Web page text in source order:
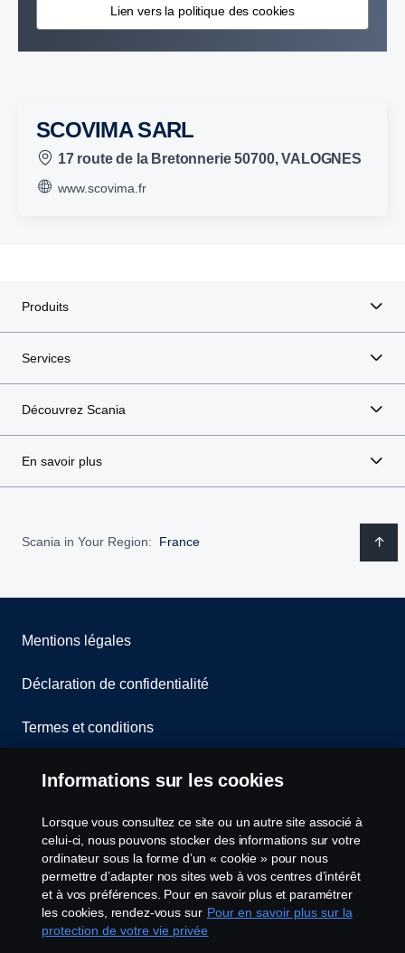
Lien vers la politique des cookies
SCOVIMA SARL
17 route de la Bretonnerie 50700, VALOGNES
www.scovima.fr
Produits
Services
Découvrez Scania
En savoir plus
Scania in Your Region: France
Mentions légales
Déclaration de confidentialité
Termes et conditions
Contactez-nous
Lanceurs d’alerte
Politique de cookies
Configuration des cookies
Informations sur les cookies
Lorsque vous consultez ce site ou un autre site associé à
celui-ci, nous pouvons stocker des informations sur votre
ordinateur sous la forme d’un « cookie » pour nous
permettre d’adapter nos sites web à vos centres d’intérêt
et à vos préférences. Pour en savoir plus et paramétrer
les cookies, rendez-vous sur Pour en savoir plus sur la
protection de votre vie privée